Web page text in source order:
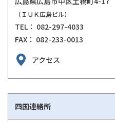
（ＩＵＫ広島ビル）
TEL： 082-297-4033
FAX： 082-233-0013
アクセス
四国連絡所